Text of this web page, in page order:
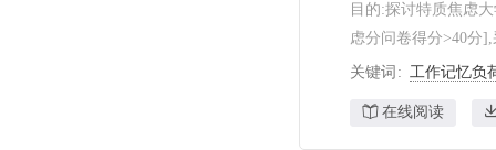
目的:探讨特质焦虑
虑分问卷得分>40分
关键词 工作记忆负
在线阅读